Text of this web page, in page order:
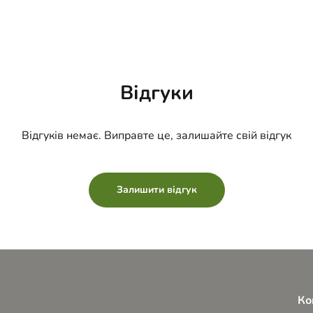
Відгуки
Відгуків немає. Виправте це, залишайте свій відгук
Залишити відгук